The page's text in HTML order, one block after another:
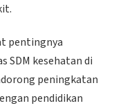
pentingnya
SDM kesehatan di
peningkatan
pendidikan